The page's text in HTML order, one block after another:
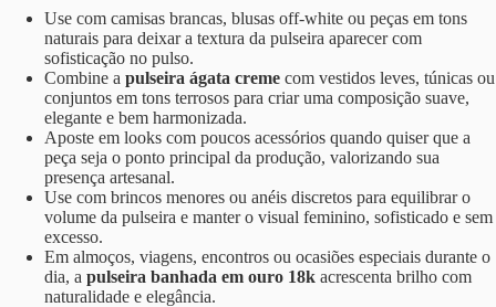
Use com camisas brancas, blusas off-white ou peças em tons
naturais para deixar a textura da pulseira aparecer com
sofisticação no pulso.
Combine a pulseira ágata creme com vestidos leves, túnicas ou
conjuntos em tons terrosos para criar uma composição suave,
elegante e bem harmonizada.
Aposte em looks com poucos acessórios quando quiser que a
peça seja o ponto principal da produção, valorizando sua
presença artesanal.
Use com brincos menores ou anéis discretos para equilibrar o
volume da pulseira e manter o visual feminino, sofisticado e sem
excesso.
Em almoços, viagens, encontros ou ocasiões especiais durante o
dia, a pulseira banhada em ouro 18k acrescenta brilho com
naturalidade e elegância.